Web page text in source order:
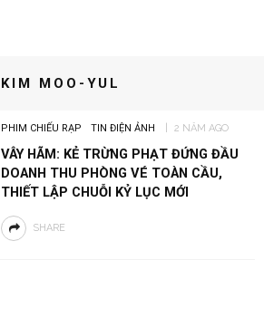
KIM MOO-YUL
PHIM CHIẾU RẠP TIN ĐIỆN ẢNH 2 NĂM AGO
VÂY HÃM: KẺ TRỪNG PHẠT ĐỨNG ĐẦU
DOANH THU PHÒNG VÉ TOÀN CẦU,
THIẾT LẬP CHUỖI KỶ LỤC MỚI
SHARE